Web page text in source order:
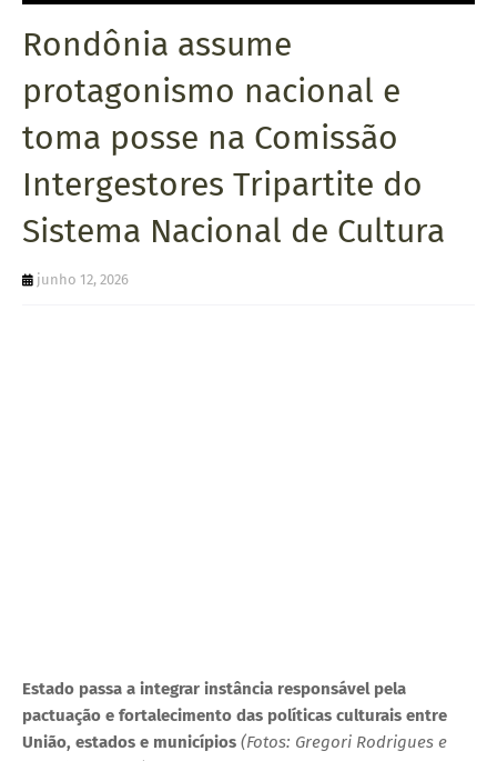
T
Rondônia assume
protagonismo nacional e
toma posse na Comissão
Intergestores Tripartite do
Sistema Nacional de Cultura
junho 12, 2026
Estado passa a integrar instância responsável pela
pactuação e fortalecimento das políticas culturais entre
União, estados e municípios (Fotos: Gregori Rodrigues e